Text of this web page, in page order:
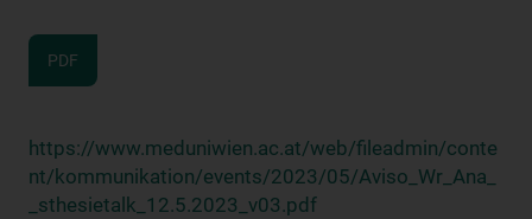
PDF
https://www.meduniwien.ac.at/web/fileadmin/conte
nt/kommunikation/events/2023/05/Aviso_Wr_Ana_
_sthesietalk_12.5.2023_v03.pdf